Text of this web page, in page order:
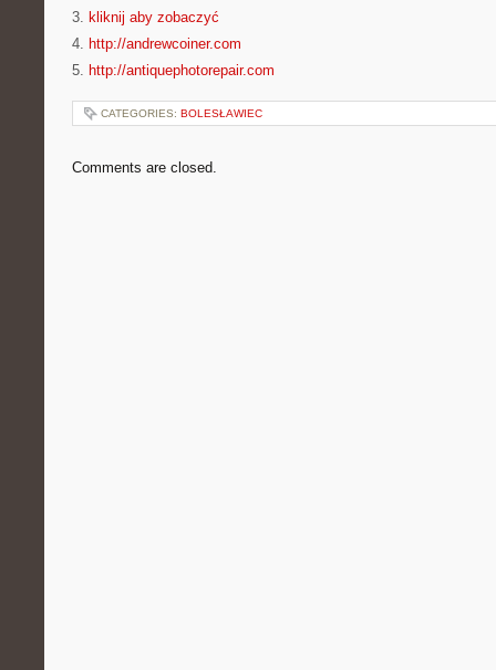
3. kliknij aby zobaczyć
4. http://andrewcoiner.com
5. http://antiquephotorepair.com
CATEGORIES: BOLESŁAWIEC
Comments are closed.